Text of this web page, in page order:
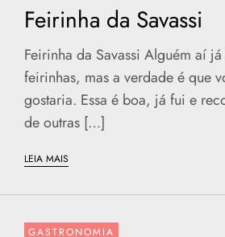
Feirinha da Savassi
Feirinha da Savassi Alguém aí
feirinhas, mas a verdade é que
gostaria. Essa é boa, já fui e
de outras […]
LEIA MAIS
GASTRONOMIA